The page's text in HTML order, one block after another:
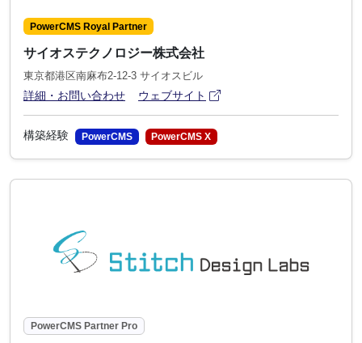
PowerCMS Royal Partner
サイオステクノロジー株式会社
東京都港区南麻布2-12-3 サイオスビル
詳細・お問い合わせ ウェブサイト
構築経験 PowerCMS PowerCMS X
PowerCMS Partner Pro